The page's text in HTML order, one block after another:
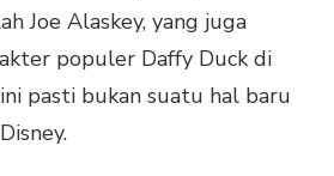
Joe Alaskey, yang juga
populer Daffy Duck di
pasti bukan suatu hal baru